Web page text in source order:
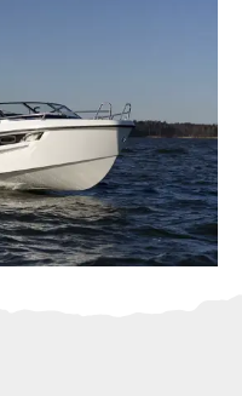
solide
komfortable å
forfriskende bad i
nye, bredere
romslig og gir en